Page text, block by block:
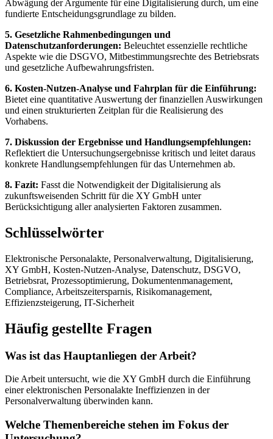
Abwägung der Argumente für eine Digitalisierung durch, um eine
fundierte Entscheidungsgrundlage zu bilden.
5. Gesetzliche Rahmenbedingungen und
Datenschutzanforderungen: Beleuchtet essenzielle rechtliche
Aspekte wie die DSGVO, Mitbestimmungsrechte des Betriebsrats
und gesetzliche Aufbewahrungsfristen.
6. Kosten-Nutzen-Analyse und Fahrplan für die Einführung:
Bietet eine quantitative Auswertung der finanziellen Auswirkungen
und einen strukturierten Zeitplan für die Realisierung des
Vorhabens.
7. Diskussion der Ergebnisse und Handlungsempfehlungen:
Reflektiert die Untersuchungsergebnisse kritisch und leitet daraus
konkrete Handlungsempfehlungen für das Unternehmen ab.
8. Fazit: Fasst die Notwendigkeit der Digitalisierung als
zukunftsweisenden Schritt für die XY GmbH unter
Berücksichtigung aller analysierten Faktoren zusammen.
Schlüsselwörter
Elektronische Personalakte, Personalverwaltung, Digitalisierung,
XY GmbH, Kosten-Nutzen-Analyse, Datenschutz, DSGVO,
Betriebsrat, Prozessoptimierung, Dokumentenmanagement,
Compliance, Arbeitszeitersparnis, Risikomanagement,
Effizienzsteigerung, IT-Sicherheit
Häufig gestellte Fragen
Was ist das Hauptanliegen der Arbeit?
Die Arbeit untersucht, wie die XY GmbH durch die Einführung
einer elektronischen Personalakte Ineffizienzen in der
Personalverwaltung überwinden kann.
Welche Themenbereiche stehen im Fokus der